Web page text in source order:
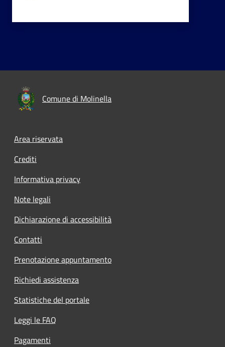
Comune di Molinella
Area riservata
Crediti
Informativa privacy
Note legali
Dichiarazione di accessibilità
Contatti
Prenotazione appuntamento
Richiedi assistenza
Statistiche del portale
Leggi le FAQ
Pagamenti